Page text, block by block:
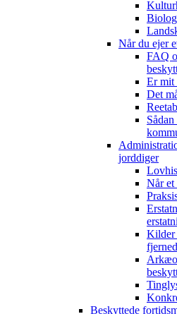
Når du ejer
FAQ
Er mit
Det
jorddiger
Når
Kilder
Beskyttede